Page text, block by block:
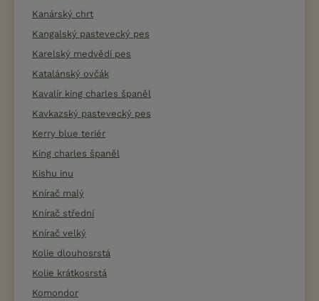
Kanárský chrt
Kangalský pastevecký pes
Karelský medvědí pes
Katalánský ovčák
Kavalír king charles španěl
Kavkazský pastevecký pes
Kerry blue teriér
King charles španěl
Kishu inu
Knírač malý
Knírač střední
Knírač velký
Kolie dlouhosrstá
Kolie krátkosrstá
Komondor